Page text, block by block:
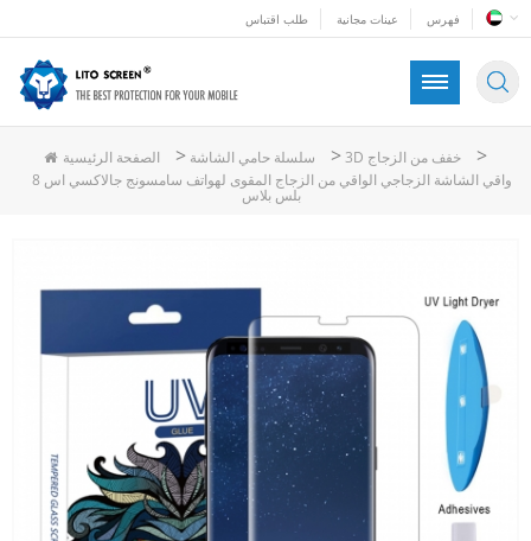
طلب اقتباس عينات مجانية فهرس
الصفحة الرئيسية > سلسلة حامي الشاشة > 3D خفف من الزجاج >
واقي الشاشة الزجاجي الواقي من الزجاج المقوى لهواتف سامسونج جالاكسي اس 8
بلس بلاس